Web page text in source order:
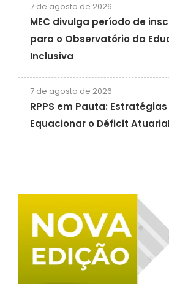
7 de agosto de 2026
MEC divulga período de
para o Observatório da
Inclusiva
7 de agosto de 2026
RPPS em Pauta:
Equacionar o Déficit